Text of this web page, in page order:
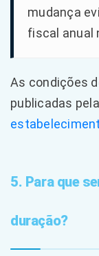
mudança
fiscal anual
As condições
publicadas pela
5. Para que
duração?